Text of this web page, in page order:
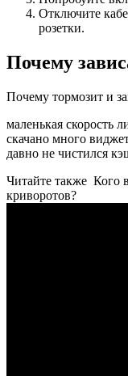
Отключите
розетки.
Почему
Почему тормозит и
маленькая скорость
скачано много
давно не чистился
Читайте также Кого
криворотов?